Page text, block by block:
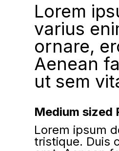
Lorem
varius
ornare,
Aenean
ut sem
Medium sized
Lorem ipsum
tristique. Duis